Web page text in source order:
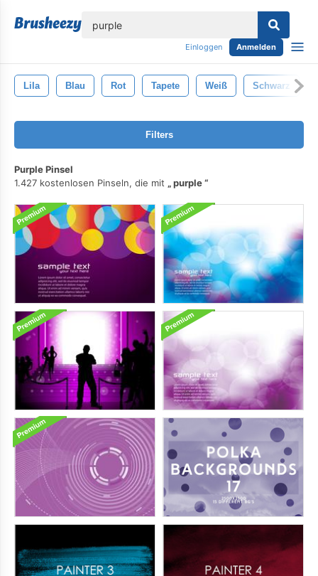
Einloggen Anmelden
Lila Blau Rot Tapete Weiß Schwarz
Filters
Purple Pinsel
1.427 kostenlosen Pinseln, die mit
purple